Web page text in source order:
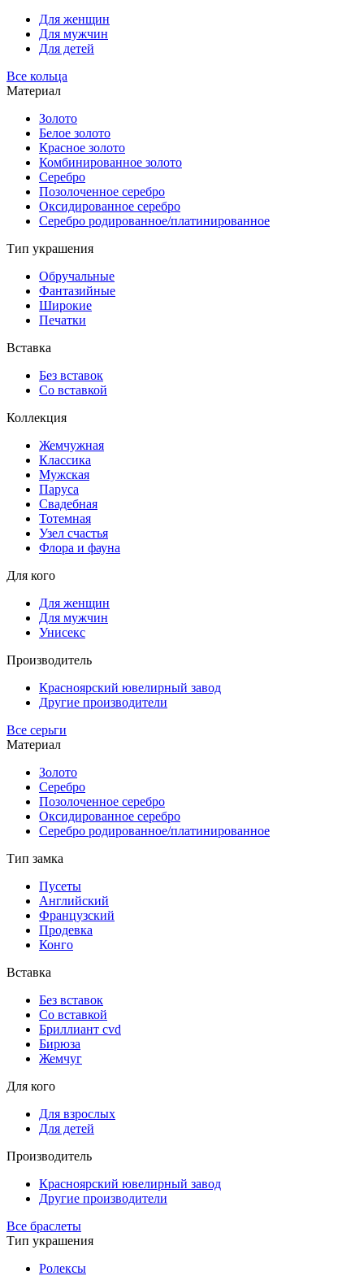
Для женщин
Для мужчин
Для детей
Все кольца
Материал
Золото
Белое золото
Красное золото
Комбинированное золото
Серебро
Позолоченное серебро
Оксидированное серебро
Серебро родированное/платинированное
Тип украшения
Обручальные
Фантазийные
Широкие
Печатки
Вставка
Без вставок
Со вставкой
Коллекция
Жемчужная
Классика
Мужская
Паруса
Свадебная
Тотемная
Узел счастья
Флора и фауна
Для кого
Для женщин
Для мужчин
Унисекс
Производитель
Красноярский ювелирный завод
Другие производители
Все серьги
Материал
Золото
Серебро
Позолоченное серебро
Оксидированное серебро
Серебро родированное/платинированное
Тип замка
Пусеты
Английский
Французский
Продевка
Конго
Вставка
Без вставок
Со вставкой
Бриллиант cvd
Бирюза
Жемчуг
Для кого
Для взрослых
Для детей
Производитель
Красноярский ювелирный завод
Другие производители
Все браслеты
Тип украшения
Ролексы